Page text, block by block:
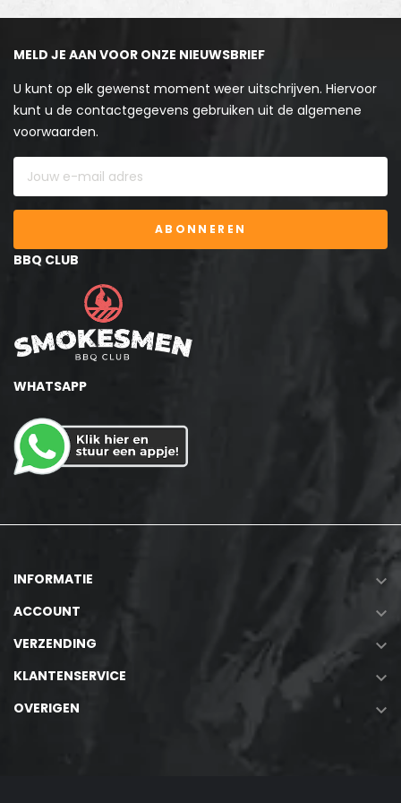
MELD JE AAN VOOR ONZE NIEUWSBRIEF
U kunt op elk gewenst moment weer uitschrijven. Hiervoor
kunt u de contactgegevens gebruiken uit de algemene
voorwaarden.
ABONNEREN
BBQ CLUB
WHATSAPP
INFORMATIE 
ACCOUNT 
VERZENDING 
KLANTENSERVICE 
OVERIGEN 